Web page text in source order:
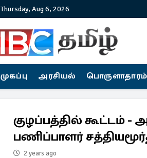
Thursday, Aug 6, 2026
முகப்பு அரசியல் பொருளாதாரம்
குழப்பத்தில் கூட்டம் -
பணிப்பாளர்
2 years ago